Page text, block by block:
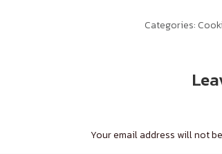
Categories:
Your email address will not